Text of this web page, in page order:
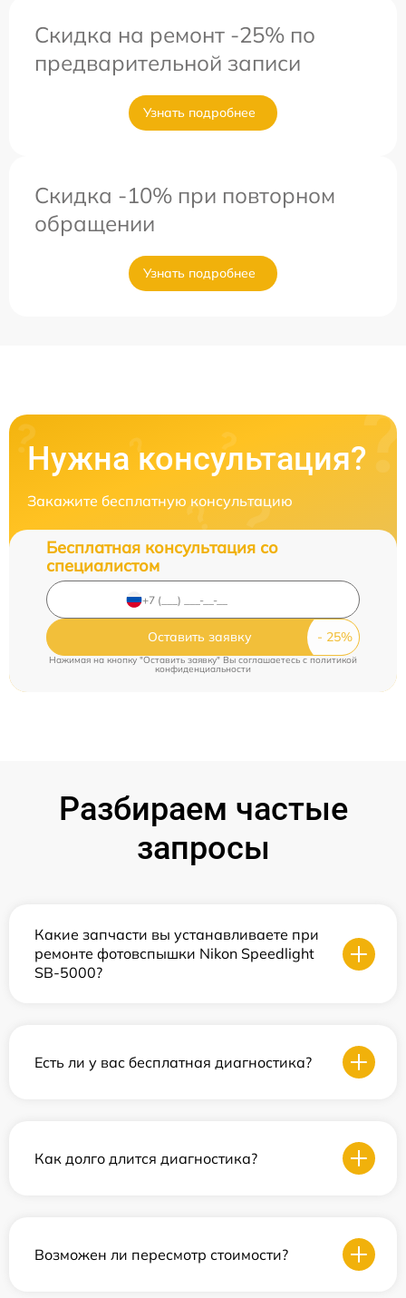
Скидка на ремонт -25% по
предварительной записи
Узнать подробнее
Скидка -10% при повторном
обращении
Узнать подробнее
Нужна консультация?
Закажите бесплатную консультацию
Бесплатная консультация со
специалистом
Оставить заявку
Нажимая на кнопку "Оставить заявку" Вы соглашаетесь cполитикой
конфиденциальности
Разбираем частые
запросы
Какие запчасти вы устанавливаете при
ремонте фотовспышки Nikon Speedlight
SB-5000?
Есть ли у вас бесплатная диагностика?
Как долго длится диагностика?
Возможен ли пересмотр стоимости?